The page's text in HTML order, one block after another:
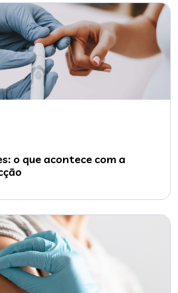
o que acontece com a